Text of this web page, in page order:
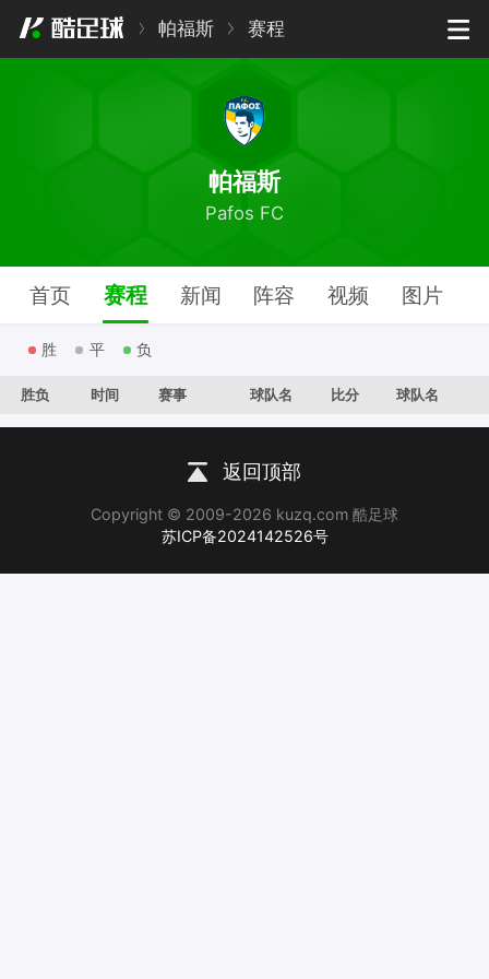
帕福斯 赛程
帕福斯
Pafos FC
首页 赛程 新闻 阵容 视频 图片
胜 平 负
胜负 时间 赛事 球队名 比分 球队名
返回顶部
Copyright © 2009-2026 kuzq.com 酷足球
苏ICP备2024142526号